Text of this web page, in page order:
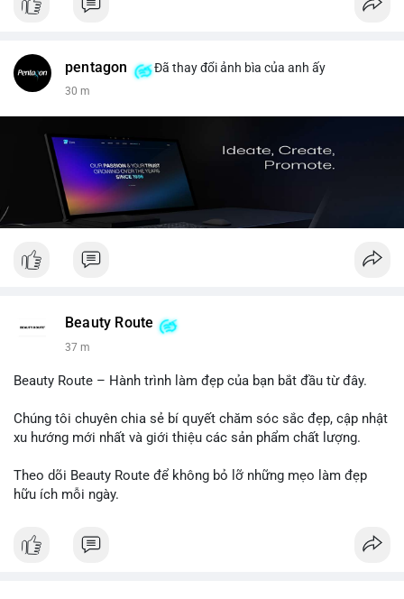
pentagon Đã thay đổi ảnh bìa của anh ấy
30 m
Beauty Route
37 m
Beauty Route – Hành trình làm đẹp của bạn bắt đầu từ đây.
Chúng tôi chuyên chia sẻ bí quyết chăm sóc sắc đẹp, cập nhật
xu hướng mới nhất và giới thiệu các sản phẩm chất lượng.
Theo dõi Beauty Route để không bỏ lỡ những mẹo làm đẹp
hữu ích mỗi ngày.